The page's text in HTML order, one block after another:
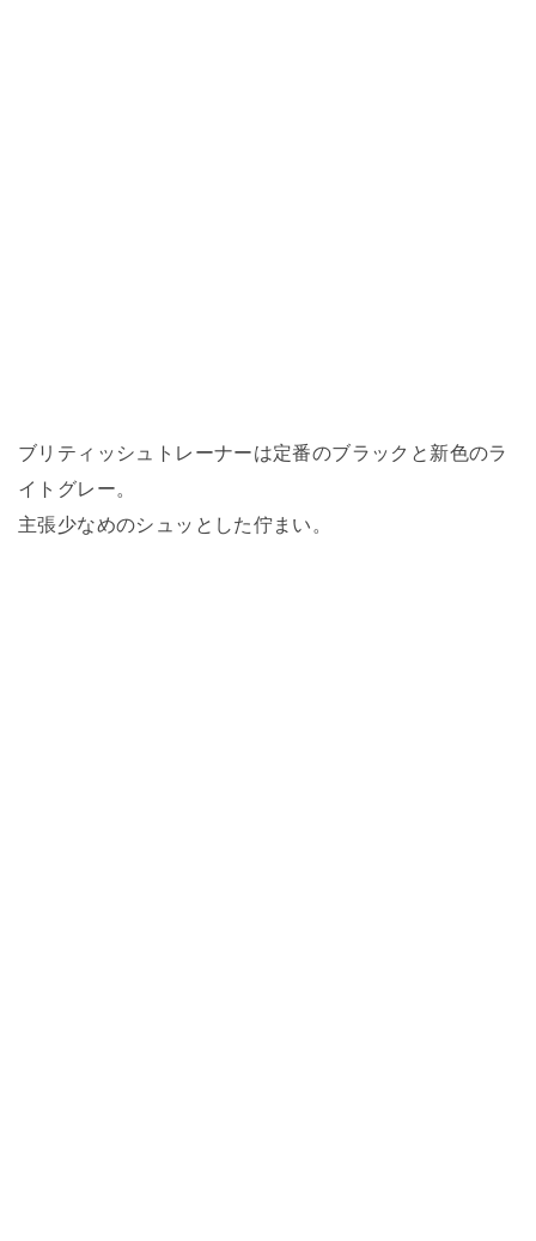
ブリティッシュトレーナーは定番のブラックと新色のラ
イトグレー。
主張少なめのシュッとした佇まい。